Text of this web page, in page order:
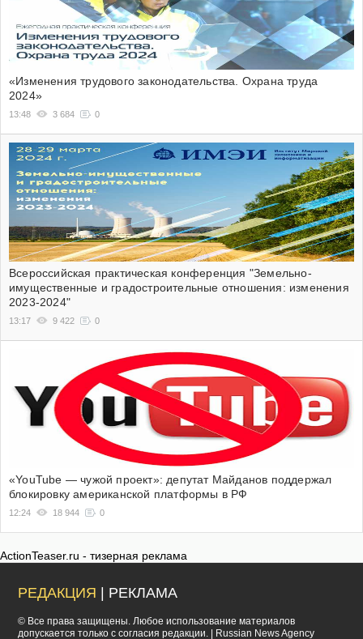
«Изменения трудового законодательства. Охрана труда
2024»
13:48 3 684 0
Всероссийская практическая конференция "Земельно-
имущественные и градостроительные отношения: изменения
2023-2024"
13:17 9 422 0
«YouTube — чужой проект»: депутат Майданов поддержал
блокировку американской платформы в РФ
12:24 18 944 0
ActionTeaser.ru - тизерная реклама
РЕДАКЦИЯ | РЕКЛАМА
© Все права защищены. Любое использование материалов
допускается только с согласия редакции. | Russian News Agency